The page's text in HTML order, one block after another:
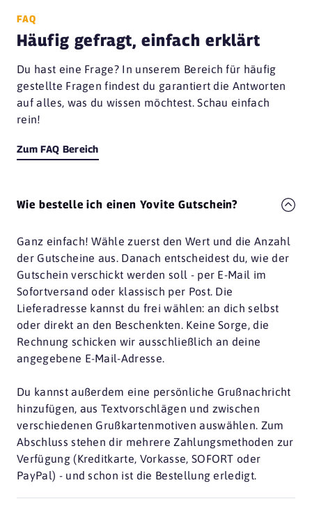
FAQ
Häufig gefragt, einfach erklärt
Du hast eine Frage? In unserem Bereich für häufig
gestellte Fragen findest du garantiert die Antworten
auf alles, was du wissen möchtest. Schau einfach
rein!
Zum FAQ Bereich
Wie bestelle ich einen Yovite Gutschein?
Ganz einfach! Wähle zuerst den Wert und die Anzahl
der Gutscheine aus. Danach entscheidest du, wie der
Gutschein verschickt werden soll - per E-Mail im
Sofortversand oder klassisch per Post. Die
Lieferadresse kannst du frei wählen: an dich selbst
oder direkt an den Beschenkten. Keine Sorge, die
Rechnung schicken wir ausschließlich an deine
angegebene E-Mail-Adresse.
Du kannst außerdem eine persönliche Grußnachricht
hinzufügen, aus Textvorschlägen und zwischen
verschiedenen Grußkartenmotiven auswählen. Zum
Abschluss stehen dir mehrere Zahlungsmethoden zur
Verfügung (Kreditkarte, Vorkasse, SOFORT oder
PayPal) - und schon ist die Bestellung erledigt.